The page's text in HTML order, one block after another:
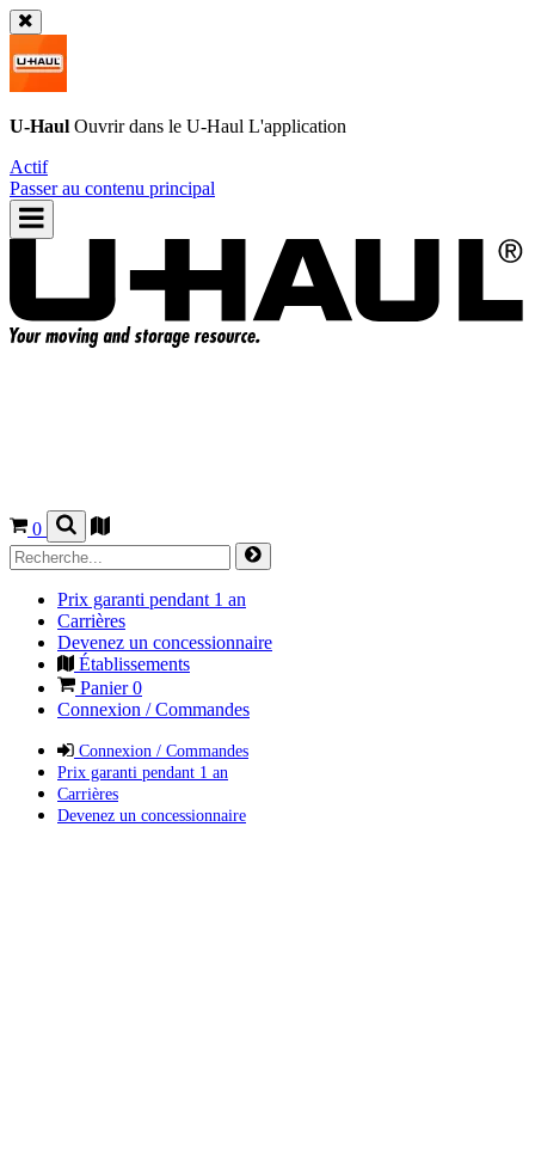
U-Haul Ouvrir dans le U-Haul L'application
Actif
Passer au contenu principal
0
Prix garanti pendant 1 an
Carrières
Devenez un concessionnaire
Établissements
Panier0
Connexion / Commandes
Connexion / Commandes
Prix garanti pendant 1 an
Carrières
Devenez un concessionnaire